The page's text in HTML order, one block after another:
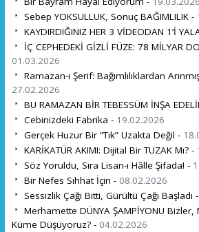
Sebep YOKSULLUK, Sonuç BAĞIMLILIK -
KAYDIRDIĞINIZ HER 3 VİDEODAN 1’İ
İÇ CEPHEDEKİ GİZLİ FÜZE: 78 MİLYAR
01.03.2026
Ramazan-ı Şerif: Bağımlılıklardan
27.02.2026
BU RAMAZAN BİR TEBESSÜM İNŞA
Cebinizdeki Fabrika - 19.02.2026
Gerçek Huzur Bir “Tık” Uzakta Değil -
KARİKATÜR AKIMI: Dijital Bir TUZAK Mı? -
Söz Yoruldu, Sıra Lisan-ı Hâlle Şifada! -
Bir Nefes Sıhhat İçin - 08.02.2026
Sessizlik Çağı Bitti, Gürültü Çağı Başladı -
Merhamette DÜNYA ŞAMPİYONU Bizler,
Küme Düşüyoruz? - 04.02.2026